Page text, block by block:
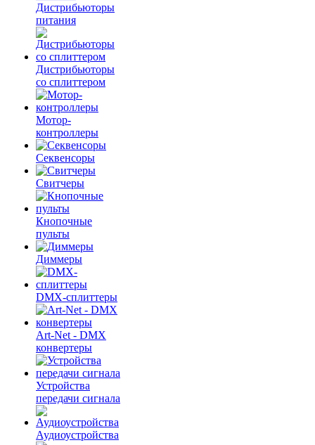
Дистрибьюторы
питания
Дистрибьюторы
со сплиттером
Мотор-
контроллеры
Секвенсоры
Свитчеры
Кнопочные
пульты
Диммеры
DMX-сплиттеры
Art-Net - DMX
конвертеры
Устройства
передачи сигнала
Аудиоустройства